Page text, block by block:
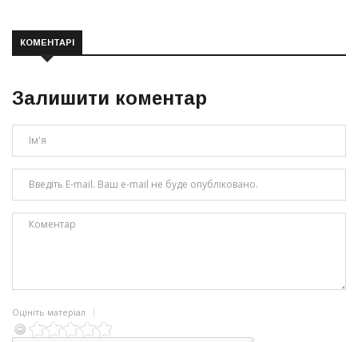
КОМЕНТАРІ
Залишити коментар
Оцініть матеріал